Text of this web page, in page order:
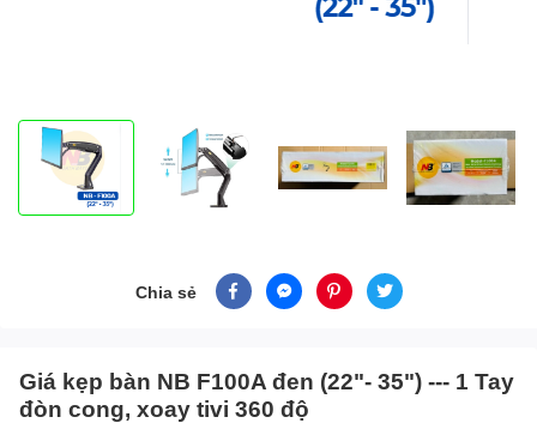
Chia sẻ
Giá kẹp bàn NB F100A đen (22"- 35") --- 1 Tay
đòn cong, xoay tivi 360 độ